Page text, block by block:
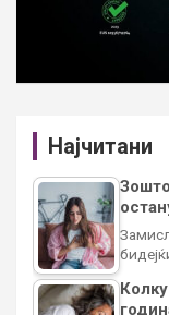
Најчитани